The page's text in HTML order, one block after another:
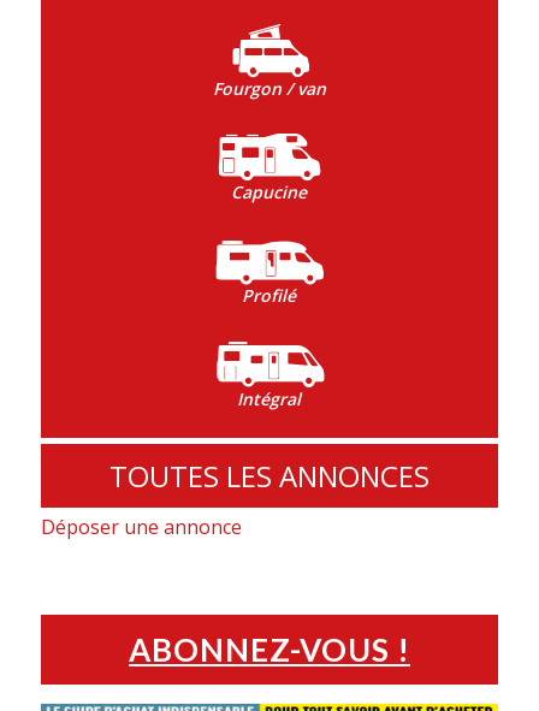
Fourgon / van
Capucine
Profilé
Intégral
TOUTES LES ANNONCES
Déposer une annonce
ABONNEZ-VOUS !